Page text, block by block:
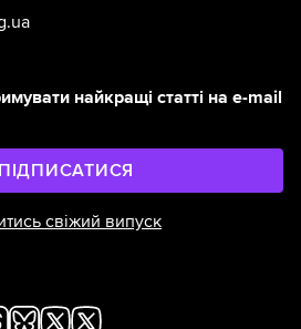
найкращі статті на e-mail
свіжий випуск